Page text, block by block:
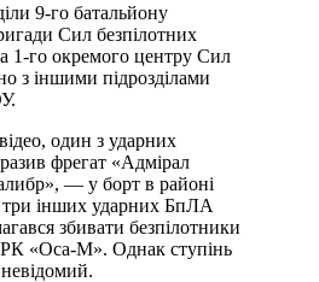
9-го батальйону
Сил безпілотних
1-го окремого центру Сил
з іншими підрозділами
один з ударних
фрегат «Адмірал
— у борт в районі
інших ударних БпЛА
збивати безпілотники
«Оса-М». Однак ступінь